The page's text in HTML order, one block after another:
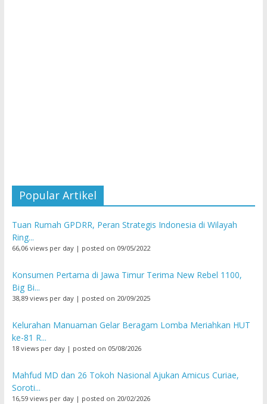
Popular Artikel
Tuan Rumah GPDRR, Peran Strategis Indonesia di Wilayah
Ring...
66,06 views per day| posted on 09/05/2022
Konsumen Pertama di Jawa Timur Terima New Rebel 1100,
Big Bi...
38,89 views per day| posted on 20/09/2025
Kelurahan Manuaman Gelar Beragam Lomba Meriahkan HUT
ke-81 R...
18 views per day| posted on 05/08/2026
Mahfud MD dan 26 Tokoh Nasional Ajukan Amicus Curiae,
Soroti...
16,59 views per day| posted on 20/02/2026